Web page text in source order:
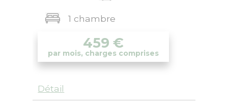
459 €
par mois, charges comprises
1 chambre
Détail